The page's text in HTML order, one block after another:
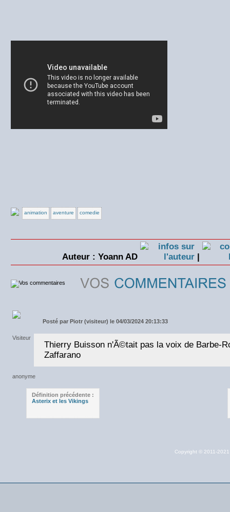
animation aventure comedie
Auteur : Yoann AD
Posté par Piotr (visiteur) le 04/03/2024 20:13:33
Thierry Buisson n'Ã©tait pas la voix de Barbe-
Zaffarano
Définition précédente :
Asterix et les Vikings
Copyright © 2011-